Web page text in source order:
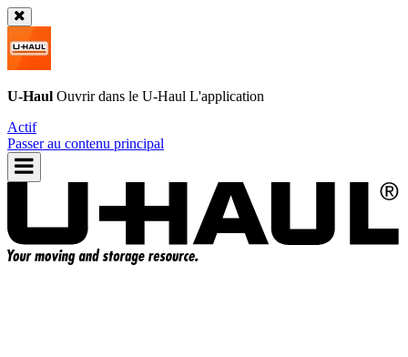
U-Haul Ouvrir dans le U-Haul L'application
Actif
Passer au contenu principal